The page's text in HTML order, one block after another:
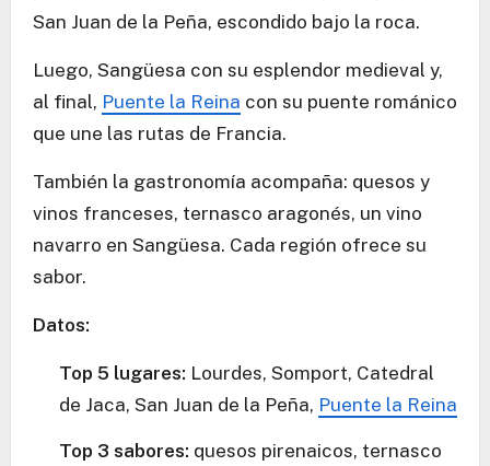
San Juan de la Peña, escondido bajo la roca.
Luego, Sangüesa con su esplendor medieval y,
al final, Puente la Reina con su puente románico
que une las rutas de Francia.
También la gastronomía acompaña: quesos y
vinos franceses, ternasco aragonés, un vino
navarro en Sangüesa. Cada región ofrece su
sabor.
Datos:
Top 5 lugares: Lourdes, Somport, Catedral
de Jaca, San Juan de la Peña, Puente la Reina
Top 3 sabores: quesos pirenaicos, ternasco